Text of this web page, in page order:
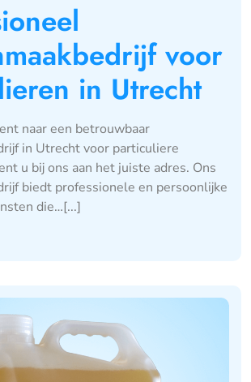
voor
in Utrecht
naar een betrouwbaar
in Utrecht voor particuliere
u bij ons aan het juiste adres. Ons
biedt professionele en persoonlijke
die…[...]